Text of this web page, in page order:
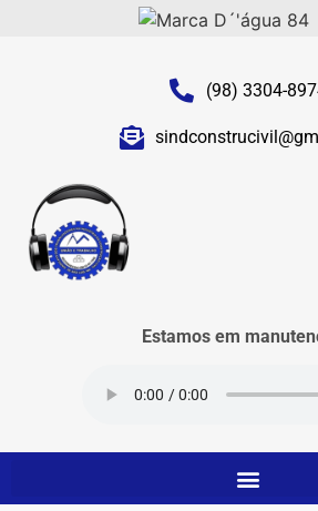
(98) 3304-
Estamos em